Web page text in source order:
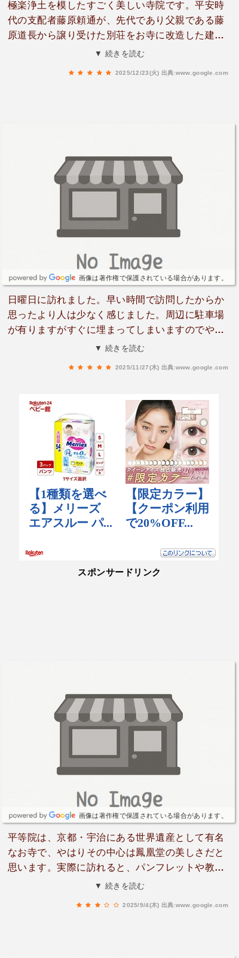
極楽浄土を模したすごく美しい寺院です。平安時
代の支配者藤原頼通が、先代であり父親である藤
原道長から譲り受けた別荘をお寺に改造した建物
だそうです😳平等院という名の通り、現世でどん
▼ 続きを読む
2025/12/23(火) 出典:www.google.com
画像は著作権で保護されている場合があります。
日曜日に訪れました。早い時間で訪問したからか
思ったより人は少なく感じました。周辺に駐車場
が有りますがすぐに埋まってしまいますのでやは
り早めに訪問がいいかと思います。門前町はお茶
▼ 続きを読む
2025/11/27(木) 出典:www.google.com
スポンサードリンク
画像は著作権で保護されている場合があります。
平等院は、京都・宇治にある世界遺産として有名
なお寺で、やはりその中心は鳳凰堂の美しさだと
思います。実際に訪れると、パンフレットや教科
書で見た写真以上に迫力があり、平安時代の貴族
▼ 続きを読む
2025/9/4(木) 出典:www.google.com